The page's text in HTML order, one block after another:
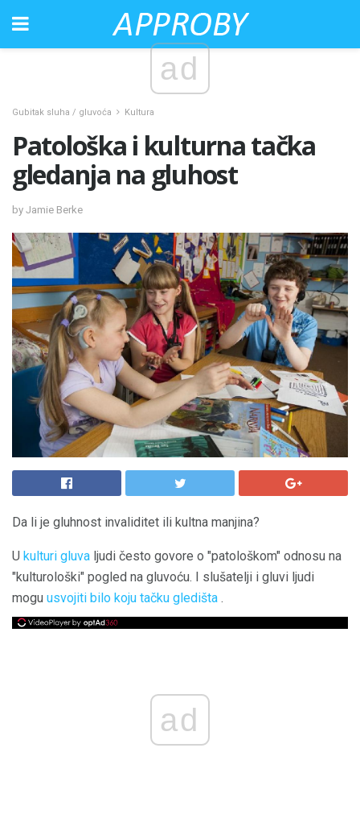
ad
Gubitak sluha / gluvoća Kultura
Patološka i kulturna tačka
gledanja na gluhost
by Jamie Berke
Da li je gluhnost invaliditet ili kultna manjina?
U kulturi gluva ljudi često govore o "patološkom" odnosu na
"kulturološki" pogled na gluvoću. I slušatelji i gluvi ljudi
mogu usvojiti bilo koju tačku gledišta .
ad